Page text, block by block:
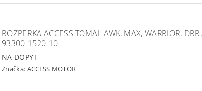
ROZPERKA ACCESS TOMAHAWK, MAX, WARRIOR,
93300-1520-10
NA DOPYT
Značka: ACCESS MOTOR